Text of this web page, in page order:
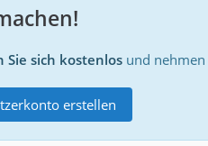
Sie sich kostenlosund nehmen
erstellen